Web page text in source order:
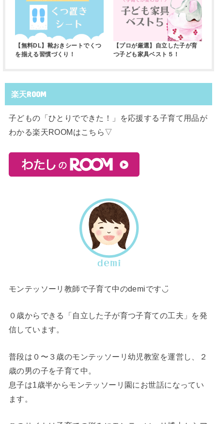
【無料DL】靴おきシートでくつ
を揃える習慣づくり！
【プロが厳選】自立した子が育
つ子ども家具ベスト５！
楽天ROOM
子どもの「ひとりでできた！」を応援する子育て用品が
わかる楽天ROOMはこちら▽
モンテッソーリ教師で子育て中のdemiです◡̈
０歳からできる「自立した子が育つ子育ての工夫」を発
信しています。
普段は０〜３歳のモンテッソーリ幼児教室を運営し、２
歳の男の子を子育て中。
息子は1歳半からモンテッソーリ園にお世話になってい
ます。